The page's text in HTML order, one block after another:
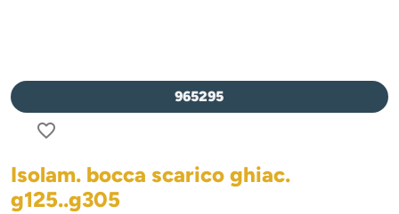
965295
favorite_border
Isolam. bocca scarico ghiac.
g125..g305